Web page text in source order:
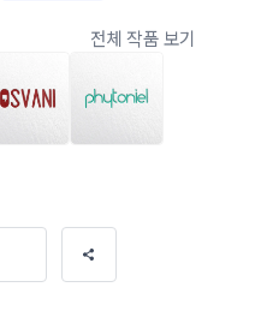
전체 작품 보기